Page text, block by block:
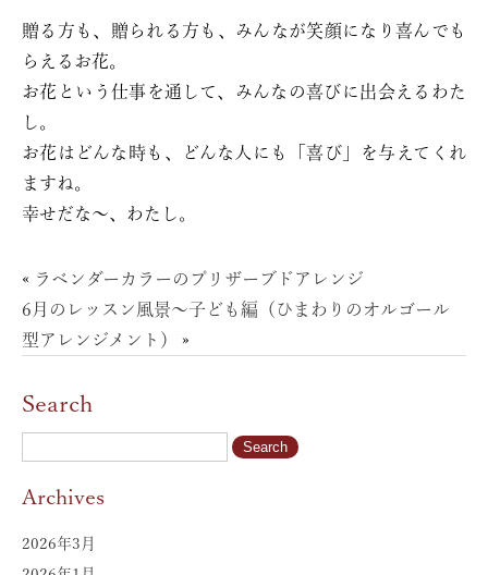
贈る方も、贈られる方も、みんなが笑顔になり喜んでも
らえるお花。
お花という仕事を通して、みんなの喜びに出会えるわた
し。
お花はどんな時も、どんな人にも「喜び」を与えてくれ
ますね。
幸せだな〜、わたし。
« ラベンダーカラーのプリザーブドアレンジ
6月のレッスン風景〜子ども編（ひまわりのオルゴール
型アレンジメント）
»
Search
Archives
2026年3月